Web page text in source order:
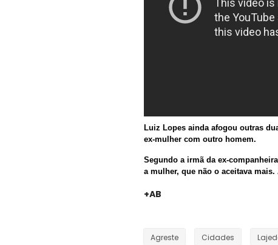
Luiz Lopes ainda afogou outras
ex-mulher com outro homem.
Segundo a irmã da ex-
a mulher, que não o aceitava
Agreste Cidades